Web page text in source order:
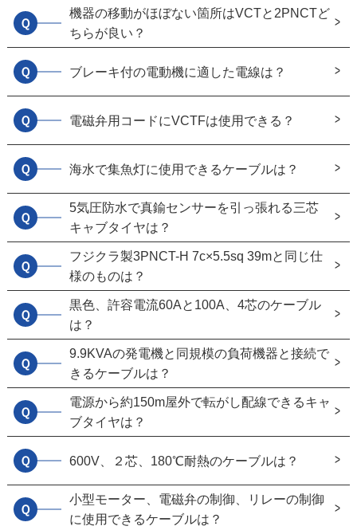
Ｑ
機器の移動がほぼない箇所はVCTと2PNCTど
ちらが良い？
Ｑ ブレーキ付の電動機に適した電線は？
Ｑ 電磁弁用コードにVCTFは使用できる？
Ｑ 海水で集魚灯に使用できるケーブルは？
Ｑ
5気圧防水で真鍮センサーを引っ張れる三芯
キャブタイヤは？
Ｑ
フジクラ製3PNCT-H 7c×5.5sq 39mと同じ仕
様のものは？
Ｑ
黒色、許容電流60Aと100A、4芯のケーブル
は？
Ｑ
9.9KVAの発電機と同規模の負荷機器と接続で
きるケーブルは？
Ｑ
電源から約150m屋外で転がし配線できるキャ
ブタイヤは？
Ｑ 600V、２芯、180℃耐熱のケーブルは？
Ｑ
小型モーター、電磁弁の制御、リレーの制御
に使用できるケーブルは？